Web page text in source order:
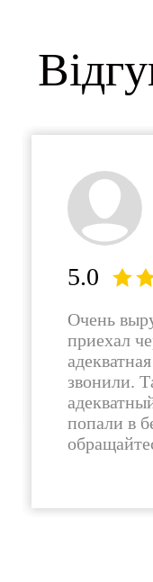
5.0
Очень
приехал
звонили.
попали в